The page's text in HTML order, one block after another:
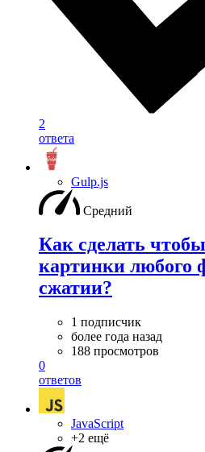
2
ответа
Gulp.js
Средний
Как сделать
картинки любого
сжатии?
1 подписчик
более года назад
188 просмотров
0
ответов
JavaScript
+2 ещё